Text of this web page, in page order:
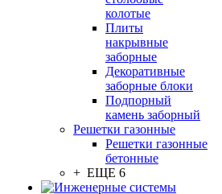
колотые
Плиты
накрывные
заборные
Декоративные
заборные блоки
Подпорный
камень заборный
Решетки газонные
Решетки газонные
бетонные
+ ЕЩЕ 6